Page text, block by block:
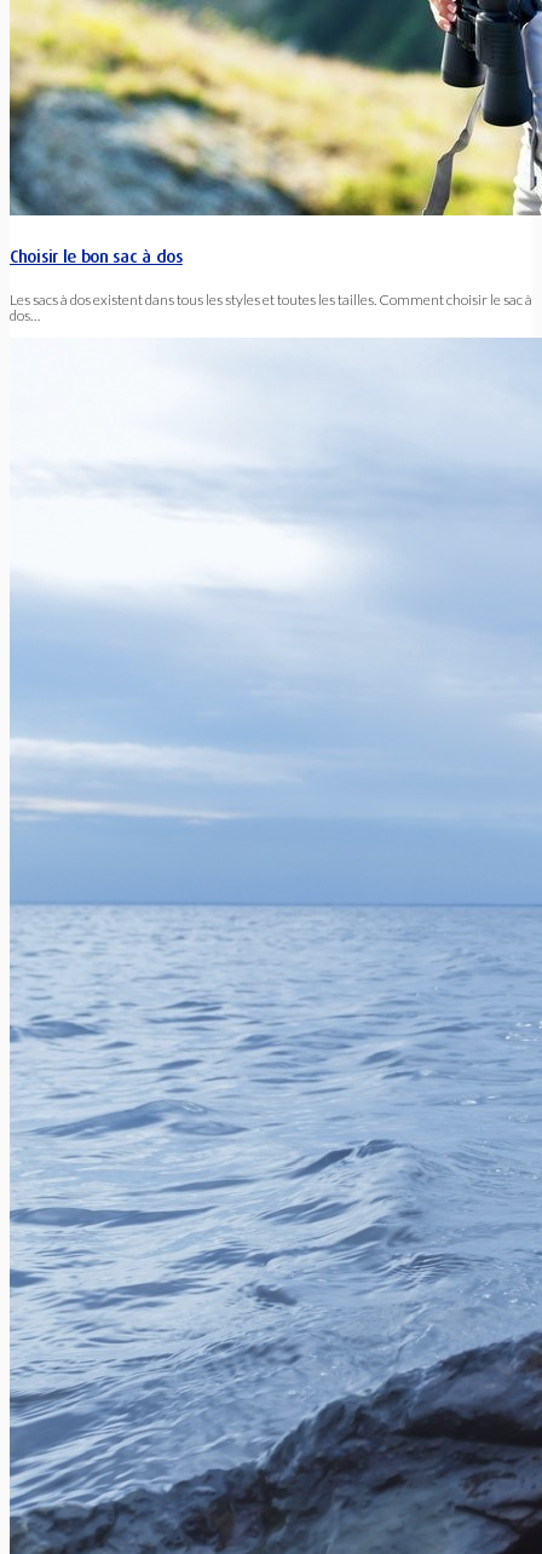
Choisir le bon sac à dos
Les sacs à dos existent dans tous les styles et toutes les tailles. Comment choisir le sac à
dos…